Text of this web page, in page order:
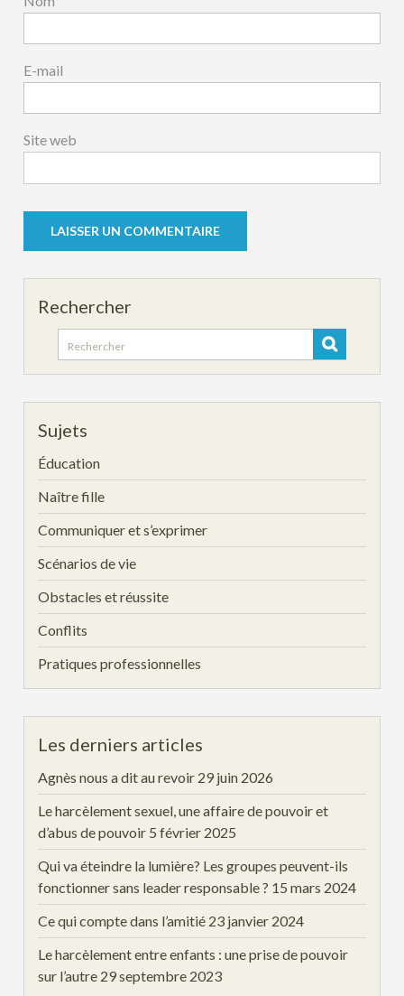
E-mail
Site web
Rechercher
Search
for:
Sujets
Éducation
Naître fille
Communiquer et s’exprimer
Scénarios de vie
Obstacles et réussite
Conflits
Pratiques professionnelles
Les derniers articles
Agnès nous a dit au revoir 29 juin 2026
Le harcèlement sexuel, une affaire de pouvoir et
d’abus de pouvoir 5 février 2025
Qui va éteindre la lumière? Les groupes peuvent-ils
fonctionner sans leader responsable ? 15 mars 2024
Ce qui compte dans l’amitié 23 janvier 2024
Le harcèlement entre enfants : une prise de pouvoir
sur l’autre 29 septembre 2023